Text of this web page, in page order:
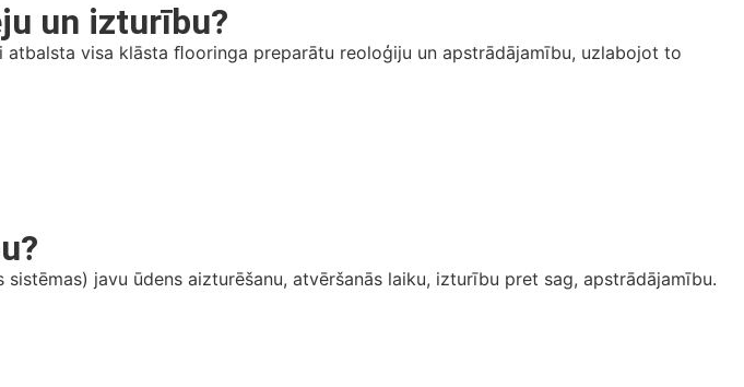
un izturību?
visa klāsta ﬂooringa preparātu reoloģiju un apstrādājamību, uzlabojot to
javu ūdens aizturēšanu, atvēršanās laiku, izturību pret sag, apstrādājamību.